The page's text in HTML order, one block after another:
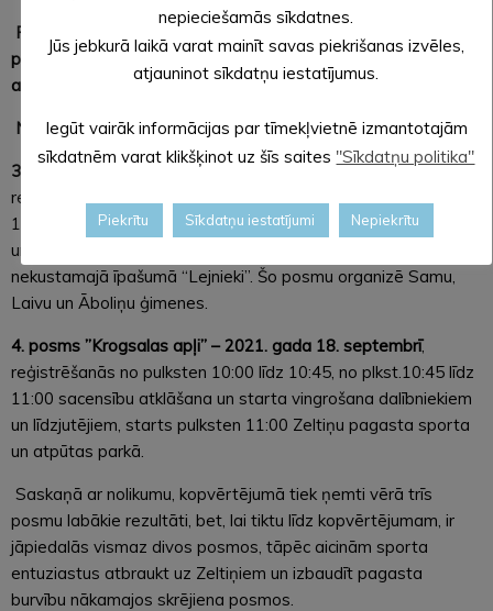
Paldies trases idejas autorei Sigitai Mūrniecei un viņas
palīgiem par trases veidošanu. Paldies Oļegam Ivanovam par
atbalstu skrējiena 2. posma organizēšanā.
Nākamie skrējiena posmi:
3. posms “Kaimiņu būšana” – 2021. gada 28. augustā,
reģistrēšanās no pulksten 10:00 līdz 10:45, no plkst.10:45 līdz
11:00 sacensību atklāšana un starta vingrošana dalībniekiem
un līdzjutējiem, starts pulksten 11:00 Ilgvara Laivas
nekustamajā īpašumā “Lejnieki”. Šo posmu organizē Samu,
Laivu un Āboliņu ģimenes.
4. posms ”Krogsalas apļi” – 2021. gada 18. septembrī,
reģistrēšanās no pulksten 10:00 līdz 10:45, no plkst.10:45 līdz
11:00 sacensību atklāšana un starta vingrošana dalībniekiem
un līdzjutējiem, starts pulksten 11:00 Zeltiņu pagasta sporta
un atpūtas parkā.
Saskaņā ar nolikumu, kopvērtējumā tiek ņemti vērā trīs
posmu labākie rezultāti, bet, lai tiktu līdz kopvērtējumam, ir
jāpiedalās vismaz divos posmos, tāpēc aicinām sporta
entuziastus atbraukt uz Zeltiņiem un izbaudīt pagasta
burvību nākamajos skrējiena posmos.
nepieciešamās sīkdatnes.
Jūs jebkurā laikā varat mainīt savas piekrišanas izvēles,
atjauninot sīkdatņu iestatījumus.
Iegūt vairāk informācijas par tīmekļvietnē izmantotajām
sīkdatnēm varat klikšķinot uz šīs saites "Sīkdatņu politika"
Piekrītu Sīkdatņu iestatījumi Nepiekrītu